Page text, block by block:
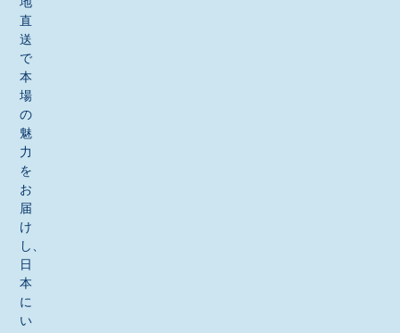
直
送
で
本
場
の
魅
力
を
お
届
け
し、
日
本
に
い